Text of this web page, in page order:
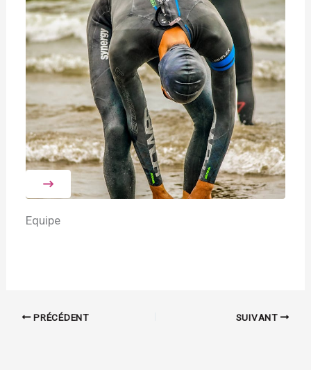
Equipe
PRÉCÉDENT SUIVANT